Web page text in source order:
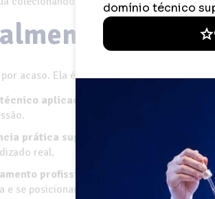
acaso. Ela é construída, e segue três
aplicado
. Saber não é suficiente.
prática supervisionada
. É nesse
real.
profissional
. Não basta fazer bem
e se posicionar dentro da equipe.